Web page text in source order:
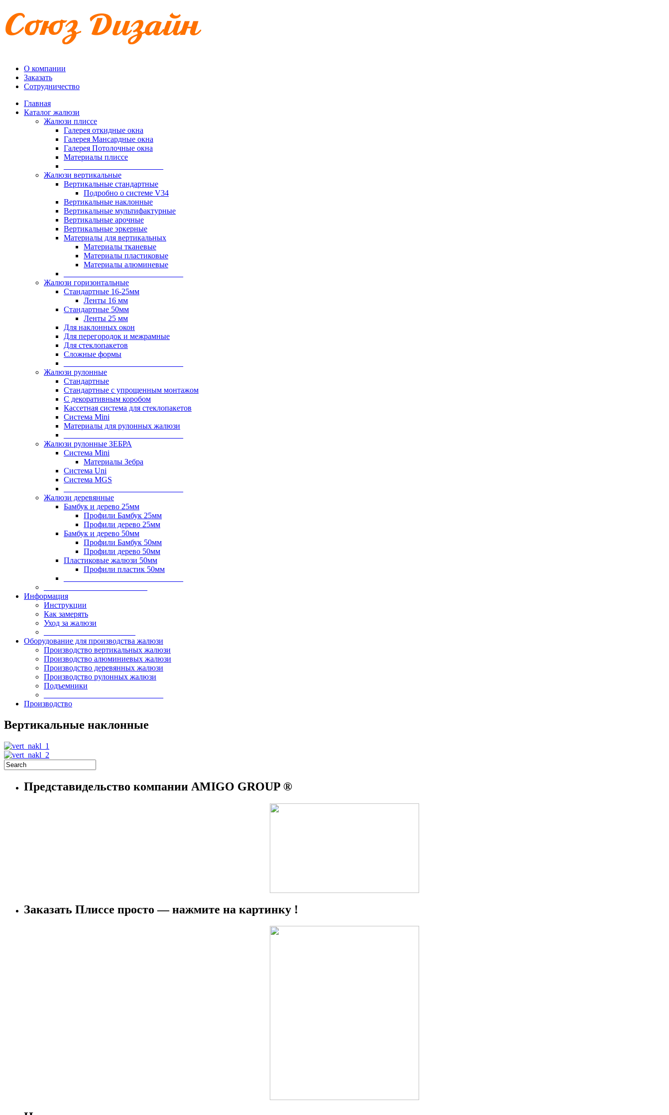
О компании
Заказать
Сотрудничество
Главная
Каталог жалюзи
Жалюзи плиссе
Галерея откидные окна
Галерея Мансардные окна
Галерея Потолочные окна
Материалы плиссе
Жалюзи вертикальные
Вертикальные стандартные
Подробно о системе V34
Вертикальные наклонные
Вертикальные мультифактурные
Вертикальные арочные
Вертикальные эркерные
Материалы для вертикальных
Материалы тканевые
Материалы пластиковые
Материалы алюминевые
Жалюзи горизонтальные
Стандартные 16-25мм
Ленты 16 мм
Стандартные 50мм
Ленты 25 мм
Для наклонных окон
Для перегородок и межрамные
Для стеклопакетов
Сложные формы
Жалюзи рулонные
Стандартные
Стандартные с упрощенным монтажом
С декоративным коробом
Кассетная система для стеклопакетов
Система Mini
Материалы для рулонных жалюзи
Жалюзи рулонные ЗЕБРА
Система Mini
Материалы Зебра
Система Uni
Система MGS
Жалюзи деревянные
Бамбук и дерево 25мм
Профили Бамбук 25мм
Профили дерево 25мм
Бамбук и дерево 50мм
Профили Бамбук 50мм
Профили дерево 50мм
Пластиковые жалюзи 50мм
Профили пластик 50мм
Информация
Инструкции
Как замерять
Уход за жалюзи
Оборудование для производства жалюзи
Производство вертикальных жалюзи
Производство алюминиевых жалюзи
Производство деревянных жалюзи
Производство рулонных жалюзи
Подъемники
Производство
Вертикальные наклонные
Представидельство компании AMIGO GROUP ®
Заказать Плиссе просто — нажмите на картинку !